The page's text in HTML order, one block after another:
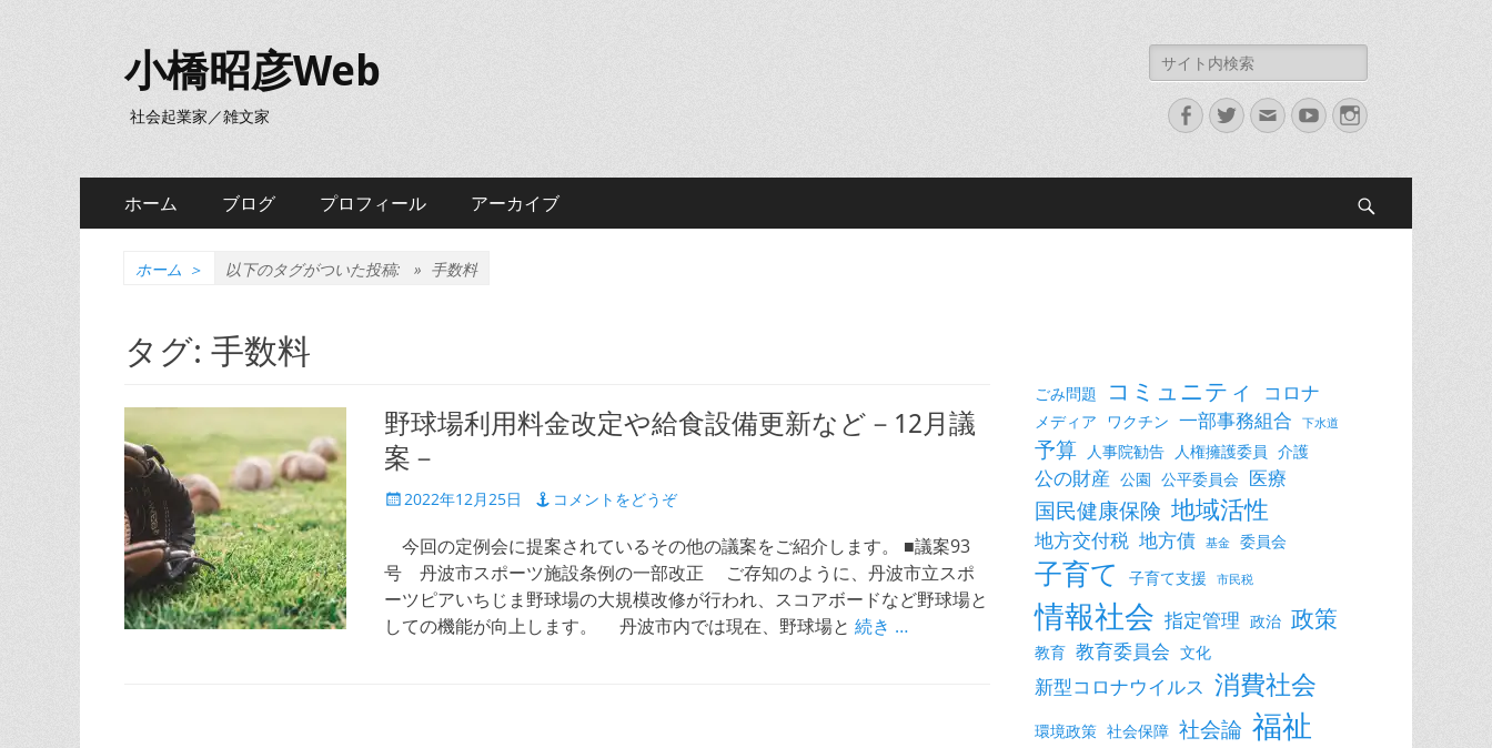
小橋昭彦Web
社会起業家／雑文家
検
索:
Facebook
Twitter
メ
ー
YouTubeInstagram
メ
イ
ニ
ー
ホーム ブログ プロフィール アーカイブ
ホーム ＞ 以下のタグがついた投稿: » 手数料
タグ: 手数料
野球場利用料金改定や給食設備更新など－12月議
案－
投 2022年12月25日 コメントをどうぞ
今回の定例会に提案されているその他の議案をご紹介します。 ■議案93
号 丹波市スポーツ施設条例の一部改正 ご存知のように、丹波市立スポ
ーツピアいちじま野球場の大規模改修が行われ、スコアボードなど野球場と
しての機能が向上します。 丹波市内では現在、野球場と 続き …
ごみ問題 コミュニティ コロナ
メディア ワクチン 一部事務組合 下水道
予算 人事院勧告 人権擁護委員 介護
公の財産 公園 公平委員会 医療
国民健康保険 地域活性
地方交付税 地方債 基金 委員会
子育て 子育て支援 市民税
情報社会 指定管理 政治 政策
教育 教育委員会 文化
新型コロナウイルス 消費社会
環境政策 社会保障 社会論 福祉